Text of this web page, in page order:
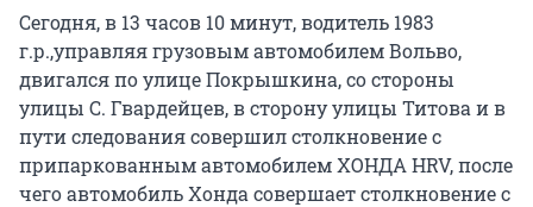
Сегодня, в 13 часов 10 минут, водитель 1983
г.р.,управляя грузовым автомобилем Вольво,
двигался по улице Покрышкина, со стороны
улицы С. Гвардейцев, в сторону улицы Титова и в
пути следования совершил столкновение с
припаркованным автомобилем ХОНДА HRV, после
чего автомобиль Хонда совершает столкновение с